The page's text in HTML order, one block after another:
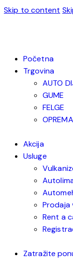
Skip to content
Početna
Trgovina
AUTO
GUME
FELGE
OPREMA
Akcija
Usluge
Prodaja
Rent a
Zatražite